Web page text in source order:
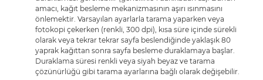
amacı, kağıt besleme mekanizmasının aşırı ısınmasını
önlemektir. Varsayılan ayarlarla tarama yaparken veya
fotokopi çekerken (renkli, 300 dpi), kısa süre içinde sürekli
olarak veya tekrar tekrar sayfa beslendiğinde yaklaşık 80
yaprak kağıttan sonra sayfa besleme duraklamaya başlar.
Duraklama süresi renkli veya siyah beyaz ve tarama
çözünürlüğü gibi tarama ayarlarına bağlı olarak değişebilir.